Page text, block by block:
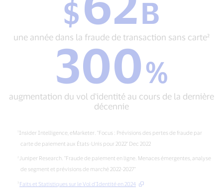
événement
de
fraude¹
une
année
dans
la
fraude
de
transaction
sans
carte²
$ B
une année dans la fraude de transaction sans carte²
300
%
augmentation
du
vol
d'identité
au
de
la
décennie
300%
augmentation du vol d'identité au cours de la dernière
décennie
Insider Intelligence, eMarketer. "Focus : Prévisions des pertes de fraude par
carte de paiement aux États-Unis pour 2022" Dec 2022
Juniper Research. "Fraude de paiement en ligne. Menaces émergentes, analyse
de segment et prévisions de marché 2022-2027"
Faits et Statistiques sur le Vol d'Identité en 2024